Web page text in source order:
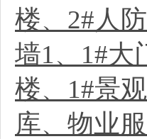
楼、2#人
墙1、1#大
楼、1#景
库、物业